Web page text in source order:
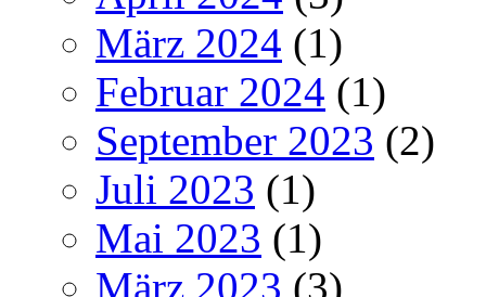
März 2024 (1)
Februar 2024 (1)
September 2023 (2)
Juli 2023 (1)
Mai 2023 (1)
März 2023 (3)